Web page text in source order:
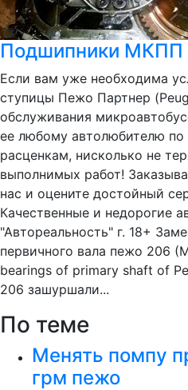
Подшипники МКПП
Если вам уже необходима
ступицы Пежо Партнер
обслуживания
ее любому автолюбителю
расценкам, нисколько не
выполнимых работ!
нас и оцените достойный
Качественные и недорогие
"Автореальность" г. 18+
первичного вала пежо 206
bearings of primary shaft of
206 зашуршали...
По теме
Менять помпу
грм пежо